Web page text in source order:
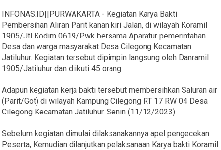
INFONAS.ID||PURWAKARTA - Kegiatan Karya Bakti
Pembersihan Aliran Parit kanan kiri Jalan, di wilayah Koramil
1905/Jtl Kodim 0619/Pwk bersama Aparatur pemerintahan
Desa dan warga masyarakat Desa Cilegong Kecamatan
Jatiluhur. Kegiatan tersebut dipimpin langsung oleh Danramil
1905/Jatiluhur dan diikuti 45 orang.
Adapun kegiatan kerja bakti tersebut membersihkan Saluran air
(Parit/Got) di wilayah Kampung Cilegong RT 17 RW 04 Desa
Cilegong Kecamatan Jatiluhur. Senin (11/12/2023)
Sebelum kegiatan dimulai dilaksanakannya apel pengecekan
Peserta, Kemudian dilanjutkan pelaksanaan Karya bakti Koramil